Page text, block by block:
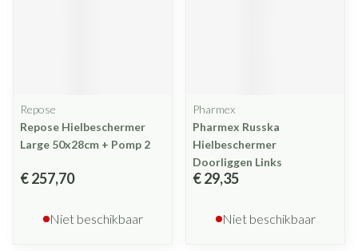
Repose
Repose Hielbeschermer
Large 50x28cm + Pomp 2
€ 257,70
Niet beschikbaar
Pharmex
Pharmex Russka
Hielbeschermer
Doorliggen Links
€ 29,35
Niet beschikbaar